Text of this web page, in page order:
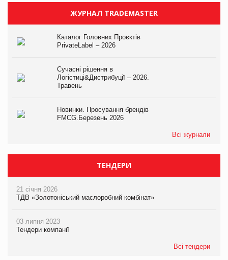
ЖУРНАЛ TRADEMASTER
Каталог Головних Проєктів
PrivateLabel – 2026
Сучасні рішення в
Логістиці&Дистрибуції – 2026.
Травень
Новинки. Просування брендів
FMCG.Березень 2026
Всі журнали
ТЕНДЕРИ
21 січня 2026
ТДВ «Золотоніський маслоробний комбінат»
03 липня 2023
Тендери компанії
Всі тендери